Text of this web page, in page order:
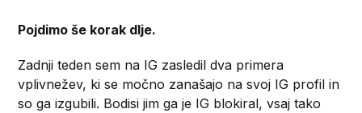
Pojdimo še korak dlje.
Zadnji teden sem na IG zasledil dva primera
vplivnežev, ki se močno zanašajo na svoj IG profil in
so ga izgubili. Bodisi jim ga je IG blokiral, vsaj tako